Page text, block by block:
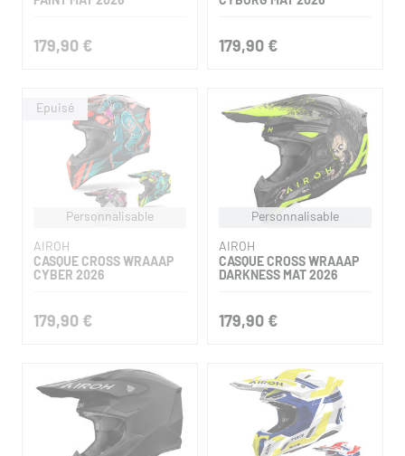
179,90 € 179,90 €
Personnalisable
AIROH
CASQUE CROSS WRAAAP
CYBER 2026
179,90 €
Personnalisable
AIROH
CASQUE CROSS WRAAAP
DARKNESS MAT 2026
179,90 €